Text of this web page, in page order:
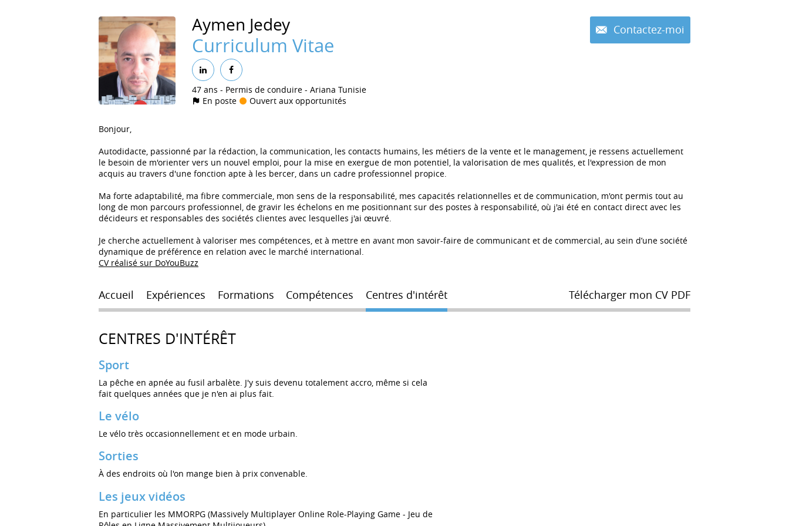
Aymen Jedey
Curriculum Vitae
47 ans Permis de conduire Ariana Tunisie
En poste
Ouvert aux opportunités
Contactez-moi
Bonjour,
Autodidacte, passionné par la rédaction, la communication, les contacts humains, les métiers de la vente et le management, je ressens actuellement
le besoin de m'orienter vers un nouvel emploi, pour la mise en exergue de mon potentiel, la valorisation de mes qualités, et l'expression de mon
acquis au travers d'une fonction apte à les bercer, dans un cadre professionnel propice.
Ma forte adaptabilité, ma fibre commerciale, mon sens de la responsabilité, mes capacités relationnelles et de communication, m'ont permis tout au
long de mon parcours professionnel, de gravir les échelons en me positionnant sur des postes à responsabilité, où j'ai été en contact direct avec les
décideurs et responsables des sociétés clientes avec lesquelles j'ai œuvré.
Je cherche actuellement à valoriser mes compétences, et à mettre en avant mon savoir-faire de communicant et de commercial, au sein d’une société
dynamique de préférence en relation avec le marché international.
CV réalisé sur DoYouBuzz
Accueil Expériences Formations Compétences Centres d'intérêt Télécharger mon CV PDF
CENTRES D'INTÉRÊT
Sport
La pêche en apnée au fusil arbalète. J'y suis devenu totalement accro, même si cela
fait quelques années que je n'en ai plus fait.
Le vélo
Le vélo très occasionnellement et en mode urbain.
Sorties
À des endroits où l'on mange bien à prix convenable.
Les jeux vidéos
En particulier les MMORPG (Massively Multiplayer Online Role-Playing Game - Jeu de